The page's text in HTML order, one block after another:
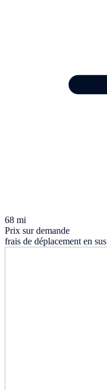
68 mi
Prix sur demande
frais de déplacement en sus